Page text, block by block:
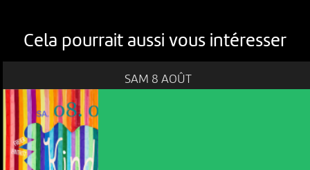
Cela pourrait aussi vous intéresser
SAM 8 AOÛT